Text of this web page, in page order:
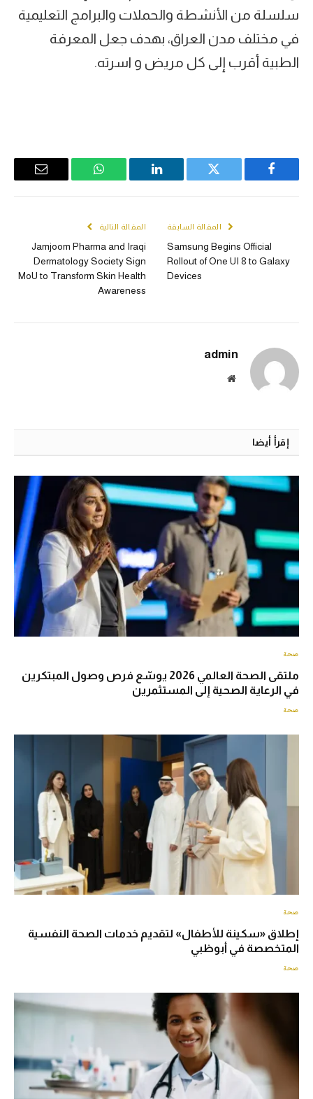
سلسلة من الأنشطة والحملات والبرامج التعليمية
في مختلف مدن العراق، بهدف جعل المعرفة
الطبية أقرب إلى كل مريض و اسرته.
Facebook
Twitter
LinkedIn
WhatsApp
Email
المقالة السابقة
Samsung Begins Official
Rollout of One UI 8 to Galaxy
Devices
المقالة التالية
Jamjoom Pharma and Iraqi
Dermatology Society Sign
MoU to Transform Skin Health
Awareness
admin
الموقع
إقرأ أيضا
صحة
ملتقى الصحة العالمي 2026 يوسّع فرص وصول المبتكرين
في الرعاية الصحية إلى المستثمرين
صحة
صحة
إطلاق «سكينة للأطفال» لتقديم خدمات الصحة النفسية
المتخصصة في أبوظبي
صحة